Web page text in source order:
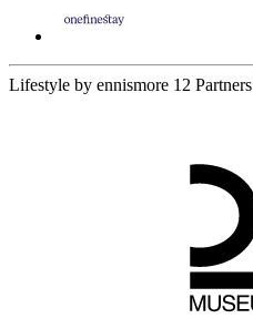
Lifestyle by ennismore 12 Partners